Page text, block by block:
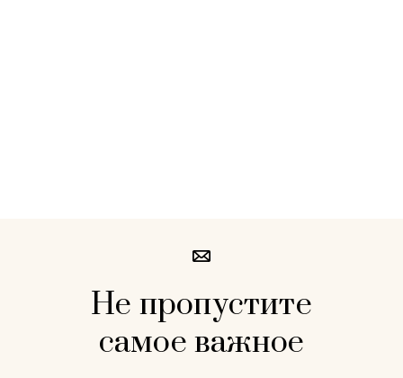
Не пропустите
самое важное